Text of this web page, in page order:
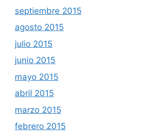
septiembre 2015
agosto 2015
julio 2015
junio 2015
mayo 2015
abril 2015
marzo 2015
febrero 2015